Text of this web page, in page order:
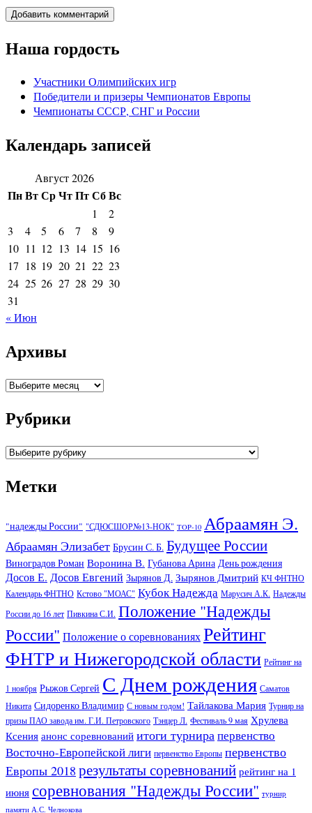
Наша гордость
Участники Олимпийских игр
Победители и призеры Чемпионатов Европы
Чемпионаты СССР, СНГ и Росcии
Календарь записей
Август 2026
ПнВтСрЧтПтСбВс
1
2
3
4 5 6 7 8
9
10 11 12 13 14 15 16
17 18 19 20 21 22 23
24 25 26 27 28 29 30
31
« Июн
Архивы
Архивы
Рубрики
Рубрики
Метки
"надежды России" "СДЮСШОР№13-НОК" TOP-10 Абраамян Э.
Абраамян Элизабет Брусин С. Б. Будущее России
Виноградов Роман Воронина В. Губанова Арина День рождения
Досов Е. Досов Евгений Зырянов Д. Зырянов Дмитрий КЧ ФНТНО
Календарь ФНТНО Кстово "МОАС" Кубок Надежда Марусич А.К. Надежды
России до 16 лет Пивкина С.И. Положение "Надежды
России" Положение о соревнованияхРейтинг
ФНТР и Нижегородской области Рейтинг на
1 ноября Рыжов Сергей С Днем рождения Саматов
Никита Сидоренко Владимир С новым годом! Тайлакова Мария Турнир на
призы ПАО завода им. Г.И. Петровского Тэнцер Л. Фестиваль 9 мая Хрулева
Ксения анонс соревнований итоги турнирапервенство
Восточно-Европейской лиги первенство Европы первенство
Европы 2018 результаты соревнований рейтинг на 1
июня соревнования "Надежды России" турнир
памяти А.С. Челнокова